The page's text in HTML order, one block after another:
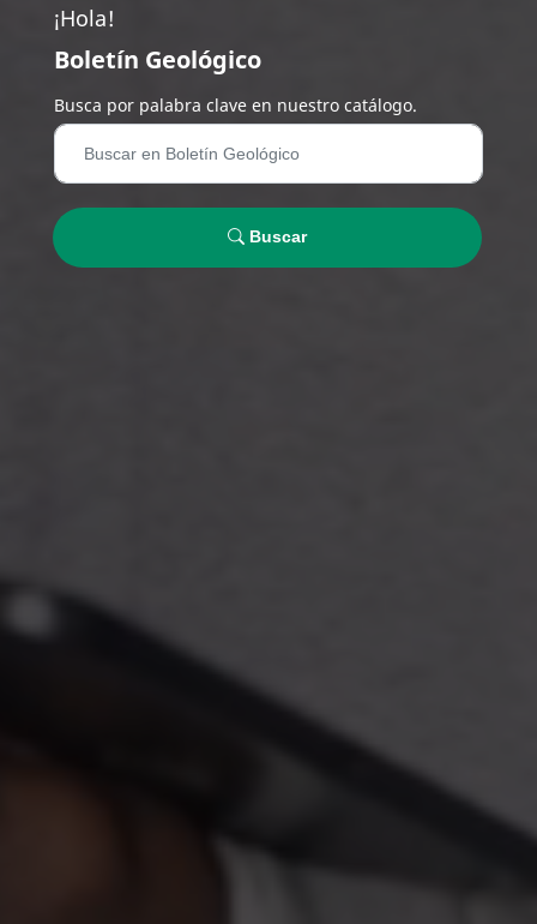
¡Hola!
Boletín Geológico
Busca por palabra clave en nuestro catálogo.
Buscar